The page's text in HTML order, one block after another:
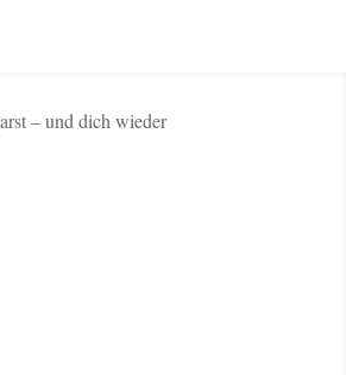
– und dich wieder